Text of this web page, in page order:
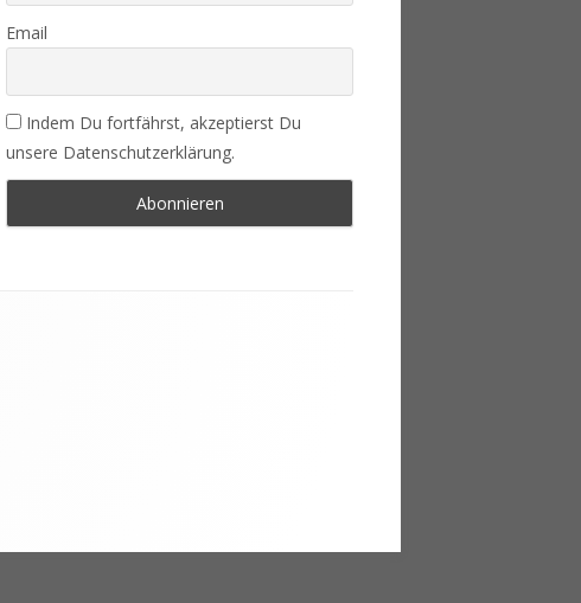
Email
Indem Du fortfährst, akzeptierst Du
unsere Datenschutzerklärung.